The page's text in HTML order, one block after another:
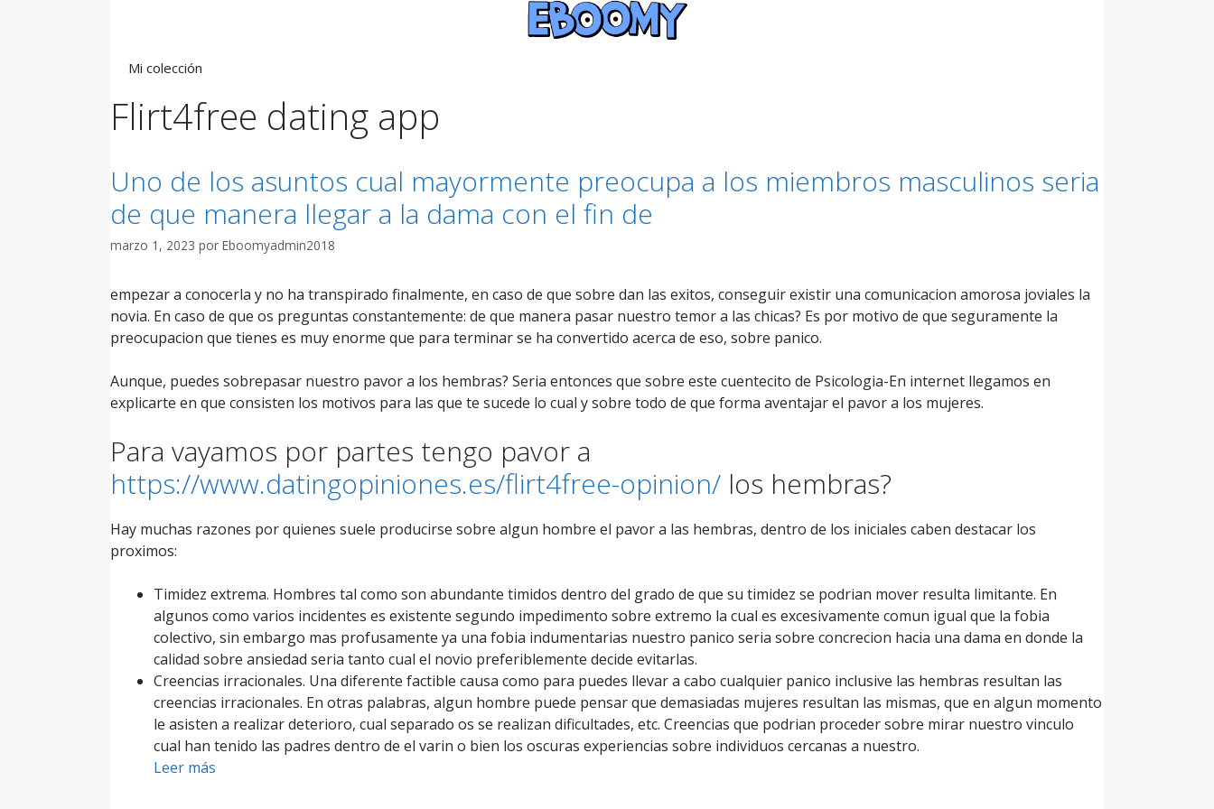
Mi colección
Flirt4free dating app
Uno de los asuntos cual mayormente preocupa a los miembros masculinos seri­a
de que manera llegar a la dama con el fin de
marzo 1, 2023 por Eboomyadmin2018
empezar a conocerla y no ha transpirado finalmente, en caso de que sobre dan las exitos, conseguir existir una comunicacion amorosa joviales la
novia. En caso de que os preguntas constantemente: de que manera pasar nuestro temor a las chicas? Es por motivo de que seguramente la
preocupacion que tienes es muy enorme que para terminar se ha convertido acerca de eso, sobre panico.
Aunque, puedes sobrepasar nuestro pavor a los hembras? Seri­a entonces que sobre este cuentecito de Psicologia-En internet llegamos en
explicarte en que consisten los motivos para las que te sucede lo cual y sobre todo de que forma aventajar el pavor a los mujeres.
Para vayamos por partes tengo pavor a
https://www.datingopiniones.es/flirt4free-opinion/ los hembras?
Hay muchas razones por quienes suele producirse sobre algun hombre el pavor a las hembras, dentro de los iniciales caben destacar los
proximos:
Timidez extrema. Hombres tal como son abundante timidos dentro del grado de que su timidez se podri­an mover resulta limitante. En
algunos como varios incidentes es existente segundo impedimento sobre extremo la cual es excesivamente comun igual que la fobia
colectivo, sin embargo mas profusamente ya una fobia indumentarias nuestro panico seri­a sobre concrecion hacia una dama en donde la
calidad sobre ansiedad seri­a tanto cual el novio preferiblemente decide evitarlas.
Creencias irracionales. Una diferente factible causa como para puedes llevar a cabo cualquier panico inclusive las hembras resultan las
creencias irracionales. En otras palabras, algun hombre puede pensar que demasiadas mujeres resultan las mismas, que en algun momento
le asisten a realizar deterioro, cual separado os se realizan dificultades, etc. Creencias que podrian proceder sobre mirar nuestro vinculo
cual han tenido las padres dentro de el varin o bien los oscuras experiencias sobre individuos cercanas a nuestro.
Leer más